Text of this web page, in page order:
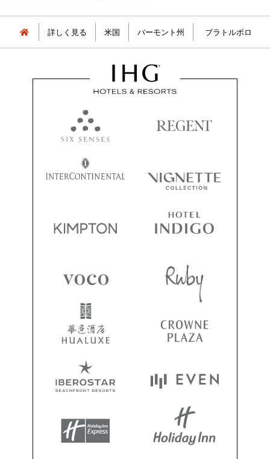
詳しく見る 米国 バーモント州 ブラトルボロ